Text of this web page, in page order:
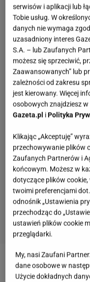
Victoria Beckham
serwisów i aplikacji lub
Tobie usług. W
danych nie wymaga
uzasadniony interes
S.A. – lub Zaufanych
możesz się sprzeciwić,
Zaawansowanych” lub
zależności od zakresu
jest kierowany. Więcej
osobowych znajdziesz
Gazeta.pl iPolityka
Klikając „Akceptuję”
przechowywanie plików
Zaufanych Partnerów i
końcowym. Możesz w
dotyczące plików
twoimi preferencjami
odnośnik „Ustawienia
przechodząc do
ustawień plików cookie
przeglądarki.
My, nasi Zaufani
dane osobowe w
Użycie dokładnych